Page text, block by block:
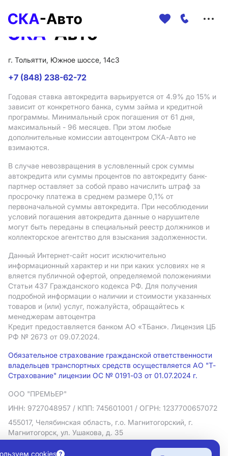
г. Тольятти, Южное шоссе, 14с3
+7 (848) 238-62-72
Годовая ставка автокредита варьируется от 4.9% до 15% и
зависит от конкретного банка, сумм займа и кредитной
программы. Минимальный срок погашения от 61 дня,
максимальный - 96 месяцев. При этом любые
дополнительные комиссии автоцентром СКА-Авто не
взимаются.
В случае невозвращения в условленный срок суммы
автокредита или суммы процентов по автокредиту банк-
партнер оставляет за собой право начислить штраф за
просрочку платежа в среднем размере 0,1% от
первоначальной суммы автокредита. При несоблюдении
условий погашения автокредита данные о нарушителе
могут быть переданы в специальный реестр должников и
коллекторское агентство для взыскания задолженности.
Данный Интернет-сайт носит исключительно
информационный характер и ни при каких условиях не я
вляется публичной офертой, определяемой положениями
Статьи 437 Гражданского кодекса РФ. Для получения
подробной информации о наличии и стоимости указанных
товаров и (или) услуг, пожалуйста, обращайтесь к
менеджерам автоцентра
Кредит предоставляется банком АO «ТБанк». Лицензия ЦБ
РФ № 2673 от 09.07.2024.
Обязательное страхование гражданской ответственности
владельцев транспортных средств осуществляется АО "Т-
Страхование" лицензии ОС № 0191-03 от 01.07.2024 г.
ООО "ПРЕМЬЕР"
ИНН: 9727048957 / КПП: 745601001 / ОГРН: 1237700657072
455017, Челябинская область, г.о. Магнитогорский, г.
Магнитогорск, ул. Ушакова, д. 35
Политика в отношении обработки персональных данных
cookies